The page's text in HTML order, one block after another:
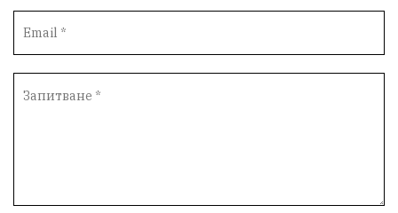
сбъдната мечта
Счетоводство Референдум Вот на недоверие